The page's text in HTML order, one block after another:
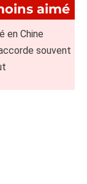
aimé
en Chine
souvent